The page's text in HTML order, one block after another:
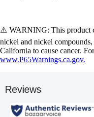
⚠️ WARNING: This product
nickel and nickel
California to cause cancer.
www.P65Warnings.ca.gov.